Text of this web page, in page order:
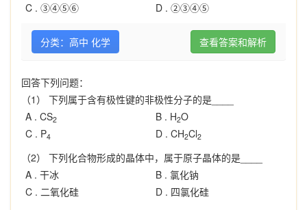
C . ③④⑤⑥ D . ②③④⑤
分类：高中 化学 查看答案和解析
回答下列问题：
（1） 下列属于含有极性键的非极性分子的是____
A . CS2 B . H2O
C . P4 D . CH2Cl2
（2） 下列化合物形成的晶体中，属于原子晶体的是____
A . 干冰 B . 氯化钠
C . 二氧化硅 D . 四氯化硅